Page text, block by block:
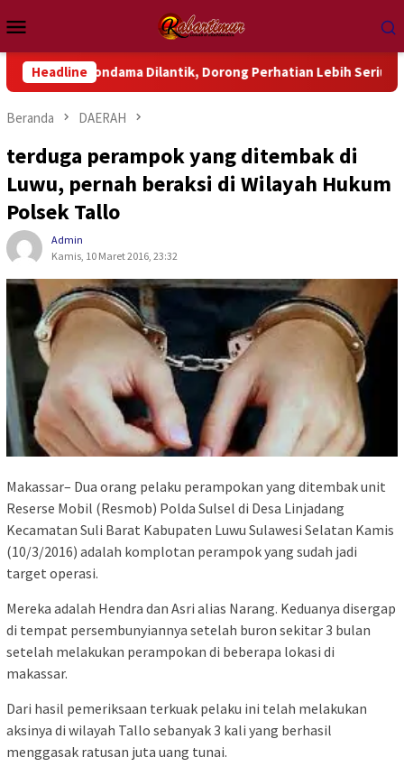
ke
kontenMobile
Headline
Wondama Dilantik, Dorong Perhatian Lebih Serius Terhadap Isu
Beranda DAERAH
terduga perampok yang ditembak di
Luwu, pernah beraksi di Wilayah Hukum
Polsek Tallo
Admin
Kamis, 10 Maret 2016, 23:32
Makassar– Dua orang pelaku perampokan yang ditembak unit
Reserse Mobil (Resmob) Polda Sulsel di Desa Linjadang
Kecamatan Suli Barat Kabupaten Luwu Sulawesi Selatan Kamis
(10/3/2016) adalah komplotan perampok yang sudah jadi
target operasi.
Mereka adalah Hendra dan Asri alias Narang. Keduanya disergap
di tempat persembunyiannya setelah buron sekitar 3 bulan
setelah melakukan perampokan di beberapa lokasi di
makassar.
Dari hasil pemeriksaan terkuak pelaku ini telah melakukan
aksinya di wilayah Tallo sebanyak 3 kali yang berhasil
menggasak ratusan juta uang tunai.